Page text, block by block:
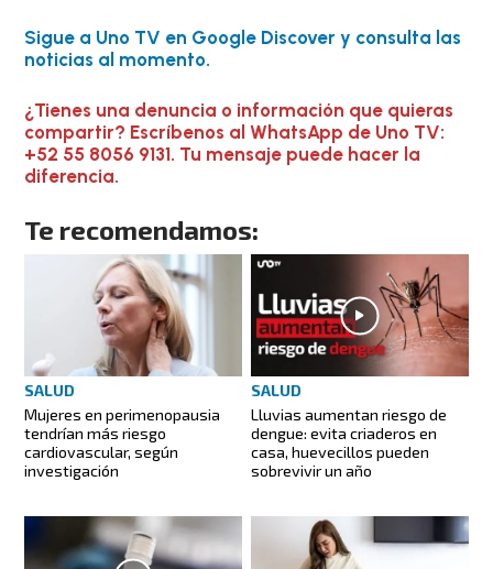
Sigue a Uno TV en Google Discover y consulta las
noticias al momento.
¿Tienes una denuncia o información que quieras
compartir? Escríbenos al WhatsApp de Uno TV:
+52 55 8056 9131. Tu mensaje puede hacer la
diferencia.
Te recomendamos:
SALUD
Mujeres en perimenopausia
tendrían más riesgo
cardiovascular, según
investigación
SALUD
Lluvias aumentan riesgo de
dengue: evita criaderos en
casa, huevecillos pueden
sobrevivir un año